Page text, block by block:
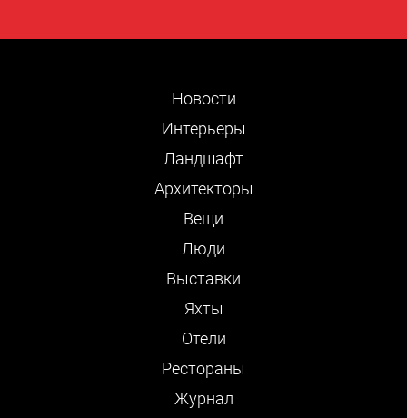
Новости
Интерьеры
Ландшафт
Архитекторы
Вещи
Люди
Выставки
Яхты
Отели
Рестораны
Журнал